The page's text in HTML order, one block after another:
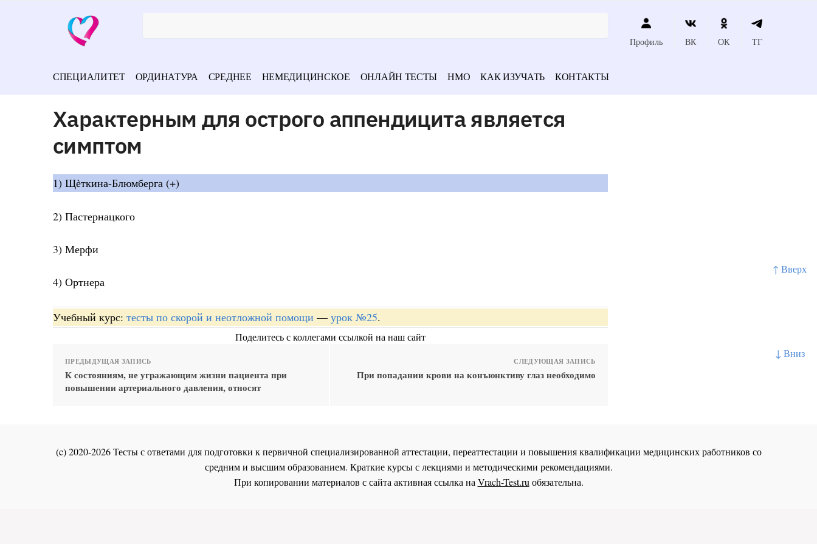
↑ Вверх
↓ Вниз
Профиль ВК ОК ТГ
СПЕЦИАЛИТЕТ ОРДИНАТУРА СРЕДНЕЕ НЕМЕДИЦИНСКОЕ ОНЛАЙН ТЕСТЫ НМО КАК ИЗУЧАТЬ КОНТАКТЫ
Характерным для острого аппендицита является
симптом
1) Щѐткина-Блюмберга (+)
2) Пастернацкого
3) Мерфи
4) Ортнера
Учебный курс: тесты по скорой и неотложной помощи — урок №25.
Поделитесь с коллегами ссылкой на наш сайт
ПРЕДЫДУЩАЯ ЗАПИСЬ
К состояниям, не угражающим жизни пациента при
повышении артериального давления, относят
СЛЕДУЮЩАЯ ЗАПИСЬ
При попадании крови на конъюнктиву глаз необходимо
(c) 2020-2026 Тесты с ответами для подготовки к первичной специализированной аттестации, переаттестации и повышения квалификации медицинских работников со
средним и высшим образованием. Краткие курсы с лекциями и методическими рекомендациями.
При копировании материалов с сайта активная ссылка на Vrach-Test.ru обязательна.